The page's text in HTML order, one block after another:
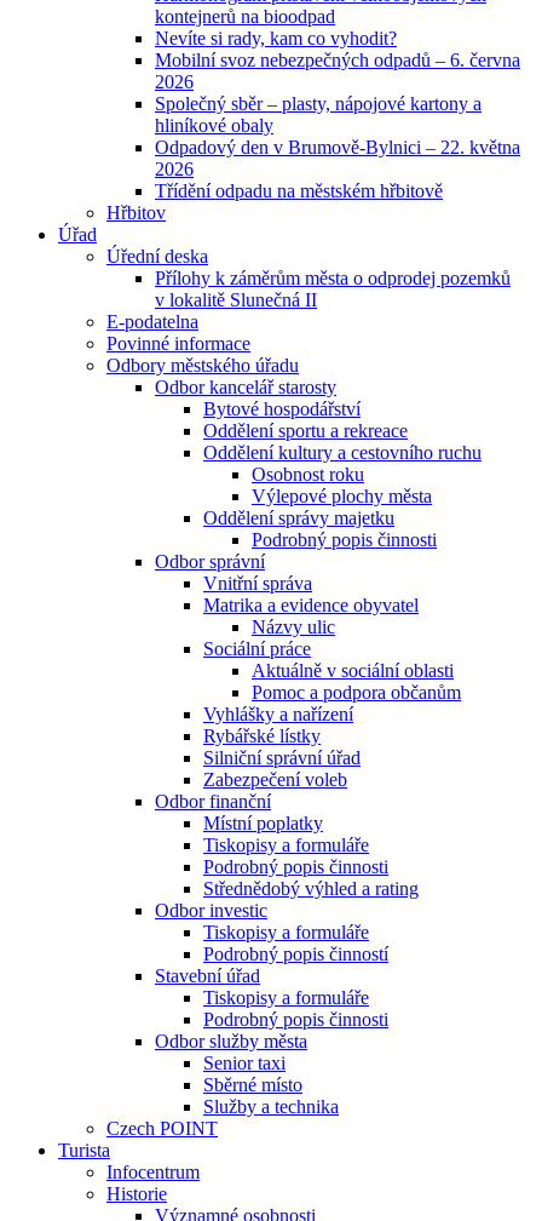
kontejnerů na bioodpad
Nevíte si rady, kam co vyhodit?
Mobilní svoz nebezpečných odpadů – 6. června
2026
Společný sběr – plasty, nápojové kartony a
hliníkové obaly
Odpadový den v Brumově-Bylnici – 22. května
2026
Třídění odpadu na městském hřbitově
Hřbitov
Úřad
Úřední deska
Přílohy k záměrům města o odprodej pozemků
v lokalitě Slunečná II
E-podatelna
Povinné informace
Odbory městského úřadu
Odbor kancelář starosty
Bytové hospodářství
Oddělení sportu a rekreace
Oddělení kultury a cestovního ruchu
Osobnost roku
Výlepové plochy města
Oddělení správy majetku
Podrobný popis činnosti
Odbor správní
Vnitřní správa
Matrika a evidence obyvatel
Názvy ulic
Sociální práce
Aktuálně v sociální oblasti
Pomoc a podpora občanům
Vyhlášky a nařízení
Rybářské lístky
Silniční správní úřad
Zabezpečení voleb
Odbor finanční
Místní poplatky
Tiskopisy a formuláře
Podrobný popis činnosti
Střednědobý výhled a rating
Odbor investic
Tiskopisy a formuláře
Podrobný popis činností
Stavební úřad
Tiskopisy a formuláře
Podrobný popis činnosti
Odbor služby města
Senior taxi
Sběrné místo
Služby a technika
Czech POINT
Turista
Infocentrum
Historie
Významné osobnosti